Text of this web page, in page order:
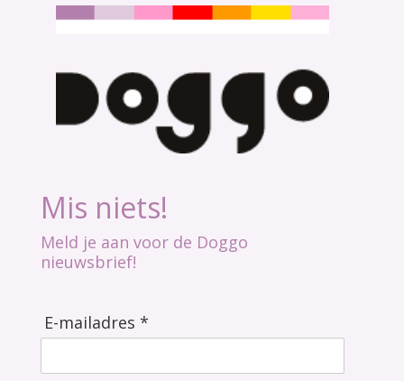
Mis niets!
Meld je aan voor de Doggo
nieuwsbrief!
E-mailadres *